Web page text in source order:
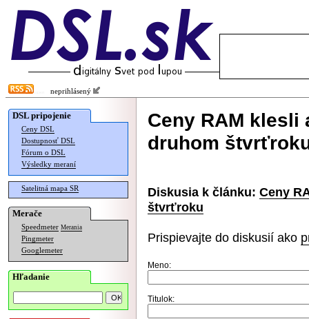
neprihlásený
DSL pripojenie
Ceny DSL
Dostupnosť DSL
Fórum o DSL
Výsledky meraní
Satelitná mapa SR
Merače
Speedmeter Merania
Pingmeter
Googlemeter
Hľadanie
Ceny RAM
druhom
Diskusia k článku: Ceny
štvrťroku
Prispievajte do diskusií ako
Meno:
Titulok: